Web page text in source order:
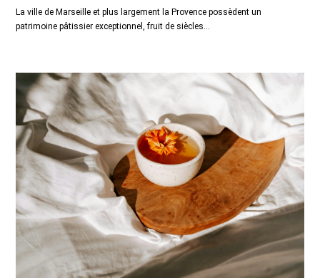
La ville de Marseille et plus largement la Provence possèdent un
patrimoine pâtissier exceptionnel, fruit de siècles...